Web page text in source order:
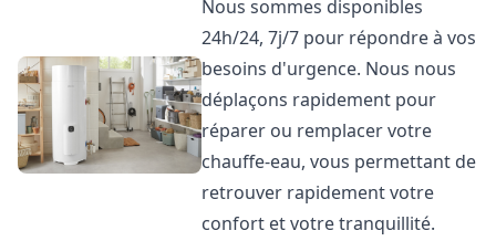
Nous sommes disponibles
24h/24, 7j/7 pour répondre à vos
besoins d'urgence. Nous nous
déplaçons rapidement pour
réparer ou remplacer votre
chauffe-eau, vous permettant de
retrouver rapidement votre
confort et votre tranquillité.